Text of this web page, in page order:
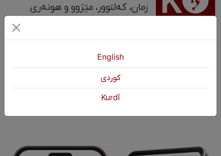
زمان، کەلتوور، مێژوو و ‎هونەری
+964 751 430 3262
+964 751 460 9262
info@kurdshop.net
English
كوردی
Kurdî